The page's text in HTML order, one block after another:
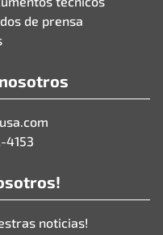
de prensa
4153
noticias!